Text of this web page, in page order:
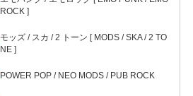
ROCK ]
モッズ / スカ / 2 トーン [ MODS / SKA / 2 TO
NE ]
POWER POP / NEO MODS / PUB ROCK